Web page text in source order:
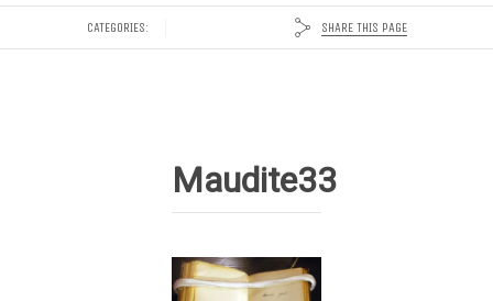
CATEGORIES: SHARE THIS PAGE
Maudite33